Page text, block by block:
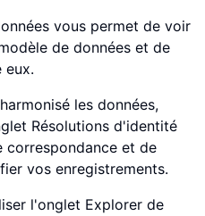
vous permet de voir
de données et de
eux.
les données,
Résolutions d'identité
correspondance et de
vos enregistrements.
l'onglet Explorer de